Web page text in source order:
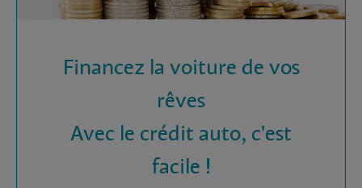
Financez la voiture de vos
rêves
Avec le crédit auto, c'est
facile !